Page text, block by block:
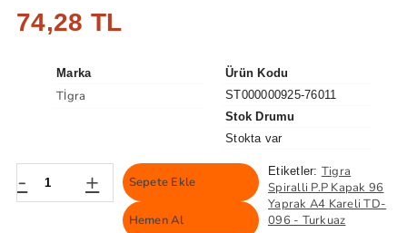
74,28 TL
Marka
Tİgra
Ürün Kodu
ST000000925-76011
Stok Drumu
Stokta var
- + Sepete Ekle
Hemen Al
Etiketler: Tigra
Spiralli P.P Kapak 96
Yaprak A4 Kareli TD-
096 - Turkuaz